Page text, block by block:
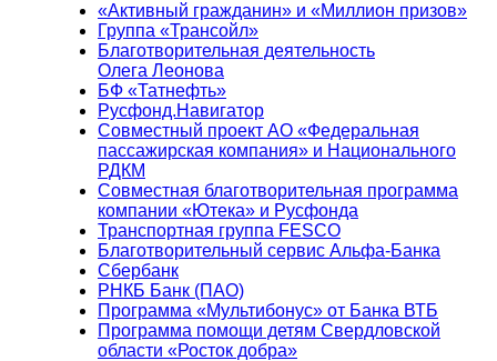
«Активный гражданин» и «Миллион призов»
Группа «Трансойл»
Благотворительная деятельность
Олега Леонова
БФ «Татнефть»
Русфонд.Навигатор
Совместный проект АО «Федеральная
пассажирская компания» и Национального
РДКМ
Совместная благотворительная программа
компании «Ютека» и Русфонда
Транспортная группа FESCO
Благотворительный сервис Альфа-Банка
Сбербанк
РНКБ Банк (ПАО)
Программа «Мультибонус» от Банка ВТБ
Программа помощи детям Свердловской
области «Росток добра»